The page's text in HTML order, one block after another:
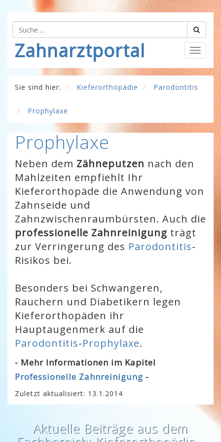
Zahnarztportal
Sie sind hier: Kieferorthopädie Parodontitis
Prophylaxe
Prophylaxe
Neben dem Zähneputzen nach den
Mahlzeiten empfiehlt Ihr
Kieferorthopäde die Anwendung von
Zahnseide und
Zahnzwischenraumbürsten. Auch die
professionelle Zahnreinigung trägt
zur Verringerung des Parodontitis-
Risikos bei.
Besonders bei Schwangeren,
Rauchern und Diabetikern legen
Kieferorthopäden ihr
Hauptaugenmerk auf die
Parodontitis-Prophylaxe.
- Mehr Informationen im Kapitel
Professionelle Zahnreinigung -
Zuletzt aktualisiert: 13.1.2014
Aktuelle Beiträge aus dem